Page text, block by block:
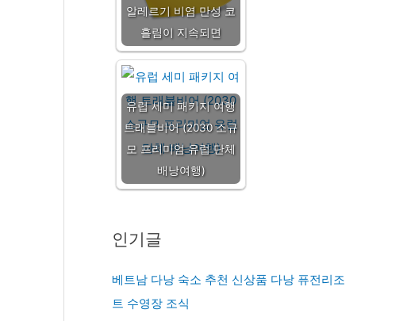
알레르기 비염 만성 코
흘림이 지속되면
유럽 세미 패키지 여행
트래블비어 (2030 소규
모 프리미엄 유럽 단체
배낭여행)
인기글
베트남 다낭 숙소 추천 신상품 다낭 퓨전리조
트 수영장 조식